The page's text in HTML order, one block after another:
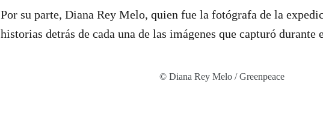
Por su parte, Diana Rey Melo, quien fue la fotógrafa de la
historias detrás de cada una de las imágenes que capturó durante
© Diana Rey Melo / Greenpeace